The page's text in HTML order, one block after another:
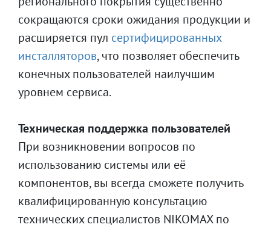
сокращаются сроки ожидания продукции и
расширяется пул сертифицированных
инсталляторов, что позволяет обеспечить
конечных пользователей наилучшим
уровнем сервиса.
Техническая поддержка пользователей
При возникновении вопросов по
использованию системы или её
компонентов, вы всегда сможете получить
квалифицированную консультацию
технических специалистов NIKOMAX по